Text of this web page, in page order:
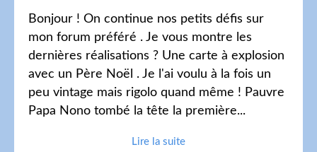
Bonjour ! On continue nos petits défis sur
mon forum préféré . Je vous montre les
dernières réalisations ? Une carte à explosion
avec un Père Noël . Je l'ai voulu à la fois un
peu vintage mais rigolo quand même ! Pauvre
Papa Nono tombé la tête la première...
Lire la suite